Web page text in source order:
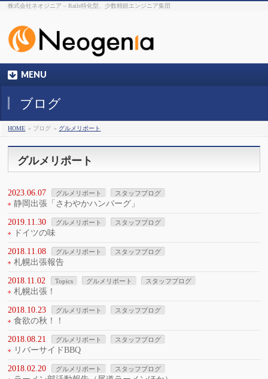
株式会社ネオジニア – Rails特化型、少数精鋭エンジニア集団
MENU
ブログ
HOME » ブログ » グルメリポート
グルメリポート
2023.06.07 グルメリポート スタッフブログ
静岡出張「さわやかハンバーグ」
2019.11.30 グルメリポート スタッフブログ
ドイツの味
2018.11.08 グルメリポート スタッフブログ
札幌出張報告
2018.11.02 Topics グルメリポート スタッフブログ
札幌出張！
2018.10.23 グルメリポート スタッフブログ
食欲の秋！！
2018.08.21 グルメリポート スタッフブログ
リバーサイドBBQ
2018.02.20 グルメリポート スタッフブログ